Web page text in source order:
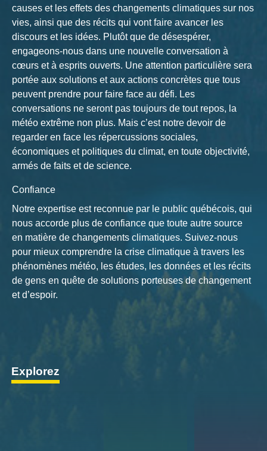
causes et les effets des changements climatiques sur nos
vies, ainsi que des récits qui vont faire avancer les
discours et les idées. Plutôt que de désespérer,
engageons-nous dans une nouvelle conversation à
cœurs et à esprits ouverts. Une attention particulière sera
portée aux solutions et aux actions concrètes que tous
peuvent prendre pour faire face au défi. Les
conversations ne seront pas toujours de tout repos, la
météo extrême non plus. Mais c’est notre devoir de
regarder en face les répercussions sociales,
économiques et politiques du climat, en toute objectivité,
armés de faits et de science.
Confiance
Notre expertise est reconnue par le public québécois, qui
nous accorde plus de confiance que toute autre source
en matière de changements climatiques. Suivez-nous
pour mieux comprendre la crise climatique à travers les
phénomènes météo, les études, les données et les récits
de gens en quête de solutions porteuses de changement
et d’espoir.
Explorez